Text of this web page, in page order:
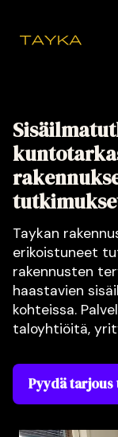
Taykan
erikoistuneet
rakennusten
haastavien
kohteissa.
taloyhtiöitä,
Pyydä